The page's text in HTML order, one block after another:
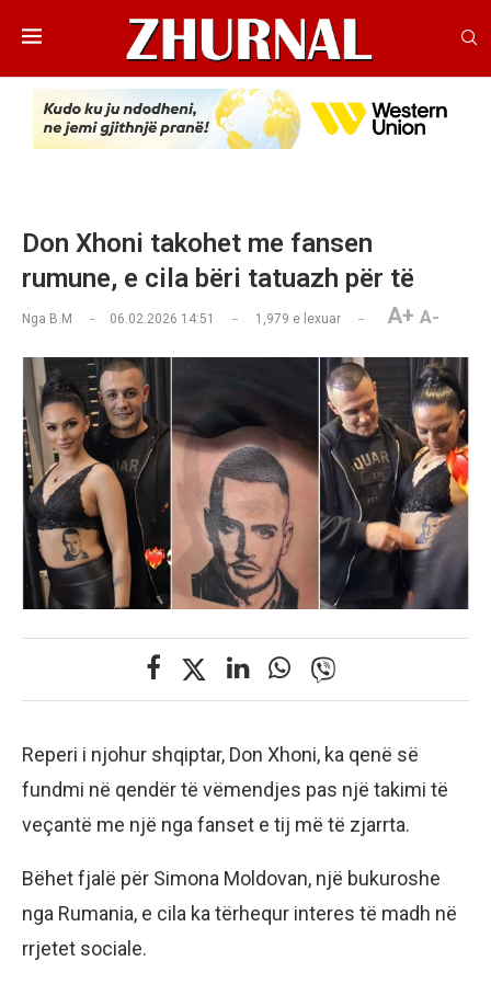
Don Xhoni takohet me fansen
rumune, e cila bëri tatuazh për të
Nga B.M 06.02.2026 14:51 1,979 e lexuar A+ A-
Reperi i njohur shqiptar, Don Xhoni, ka qenë së
fundmi në qendër të vëmendjes pas një takimi të
veçantë me një nga fanset e tij më të zjarrta.
Bëhet fjalë për Simona Moldovan, një bukuroshe
nga Rumania, e cila ka tërhequr interes të madh në
rrjetet sociale.